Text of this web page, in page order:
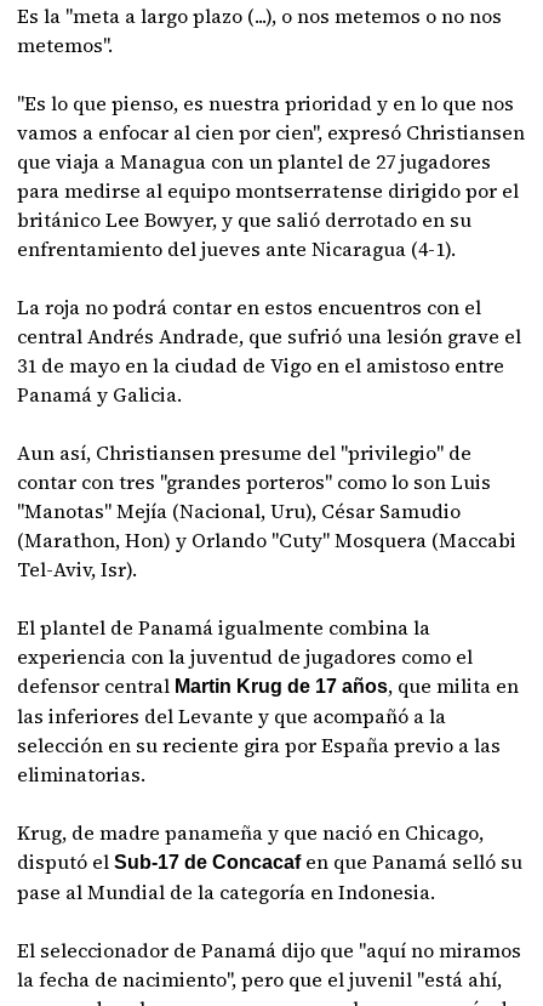
Es la "meta a largo plazo (...), o nos metemos o no nos
metemos".
"Es lo que pienso, es nuestra prioridad y en lo que nos
vamos a enfocar al cien por cien", expresó Christiansen
que viaja a Managua con un plantel de 27 jugadores
para medirse al equipo montserratense dirigido por el
británico Lee Bowyer, y que salió derrotado en su
enfrentamiento del jueves ante Nicaragua (4-1).
La roja no podrá contar en estos encuentros con el
central Andrés Andrade, que sufrió una lesión grave el
31 de mayo en la ciudad de Vigo en el amistoso entre
Panamá y Galicia.
Aun así, Christiansen presume del "privilegio" de
contar con tres "grandes porteros" como lo son Luis
"Manotas" Mejía (Nacional, Uru), César Samudio
(Marathon, Hon) y Orlando "Cuty" Mosquera (Maccabi
Tel-Aviv, Isr).
El plantel de Panamá igualmente combina la
experiencia con la juventud de jugadores como el
defensor central Martin Krug de 17 años, que milita en
las inferiores del Levante y que acompañó a la
selección en su reciente gira por España previo a las
eliminatorias.
Krug, de madre panameña y que nació en Chicago,
disputó elSub-17 de Concacaf en que Panamá selló su
pase al Mundial de la categoría en Indonesia.
El seleccionador de Panamá dijo que "aquí no miramos
la fecha de nacimiento", pero que el juvenil "está ahí,